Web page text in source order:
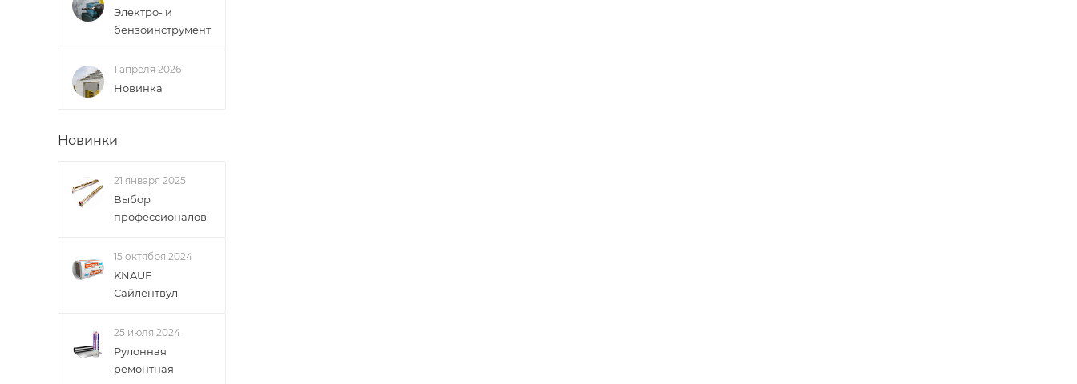
Электро- и
бензоинструмент
1 апреля 2026
Новинка
Новинки
21 января 2025
Выбор
профессионалов
15 октября 2024
KNAUF
Сайлентвул
25 июля 2024
Рулонная
ремонтная